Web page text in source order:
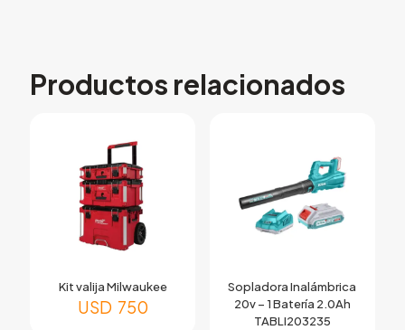
Productos relacionados
Kit valija Milwaukee
USD 750
Sopladora Inalámbrica
20v – 1 Batería 2.0Ah
TABLI203235